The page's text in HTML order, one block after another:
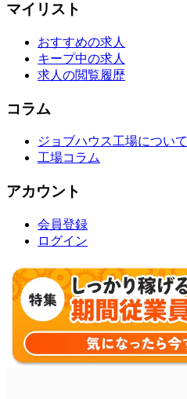
マイリスト
おすすめの求人
キープ中の求人
求人の閲覧履歴
コラム
ジョブハウス工場について
工場コラム
アカウント
会員登録
ログイン